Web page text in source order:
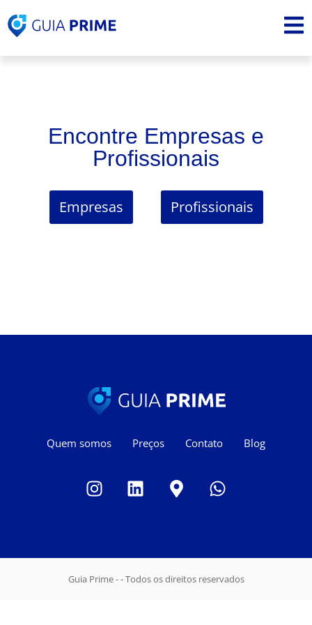
Encontre Empresas e
Profissionais
Empresas Profissionais
Quem somos Preços Contato Blog
Guia Prime - - Todos os direitos reservados